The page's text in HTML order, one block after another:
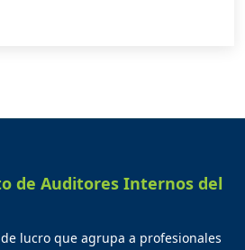
de Auditores Internos del
lucro que agrupa a profesionales